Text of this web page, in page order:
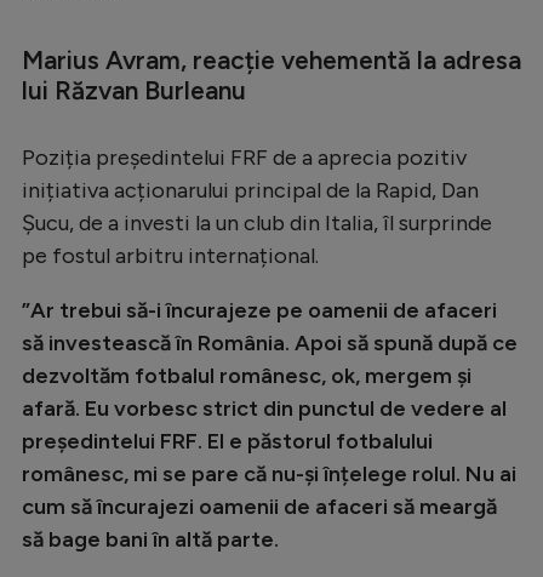
Clasamente
Tenis
Formula 1
Gimnastică
Auto
Rugby
Ciclism
Alte sporturi
Marius Avram, reacție vehementă la adresa
lui Răzvan Burleanu
Poziția președintelui FRF de a aprecia pozitiv
inițiativa acționarului principal de la Rapid, Dan
Șucu, de a investi la un club din Italia, îl surprinde
pe fostul arbitru internațional.
”Ar trebui să-i încurajeze pe oamenii de afaceri
să investească în România. Apoi să spună după ce
dezvoltăm fotbalul românesc, ok, mergem și
afară. Eu vorbesc strict din punctul de vedere al
președintelui FRF. El e păstorul fotbalului
românesc, mi se pare că nu-și înțelege rolul. Nu ai
cum să încurajezi oamenii de afaceri să meargă
să bage bani în altă parte.